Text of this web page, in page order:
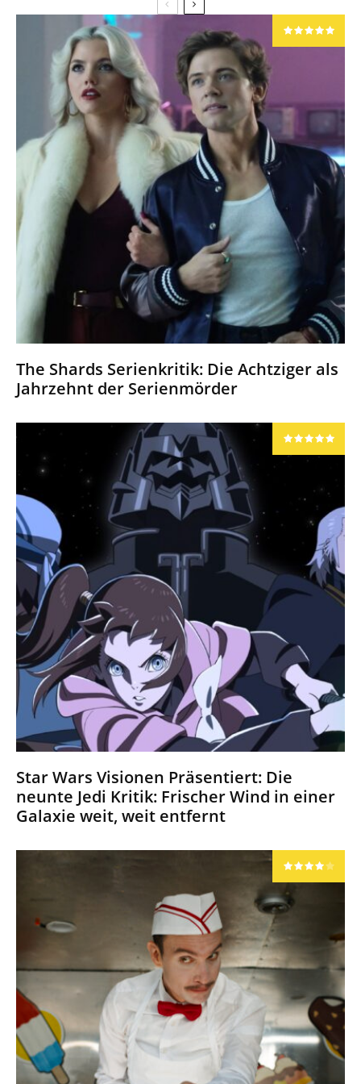
The Shards Serienkritik: Die Achtziger als
Jahrzehnt der Serienmörder
Star Wars Visionen Präsentiert: Die
neunte Jedi Kritik: Frischer Wind in einer
Galaxie weit, weit entfernt